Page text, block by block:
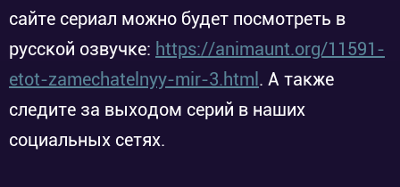
сайте сериал можно будет посмотреть в
русской озвучке: https://animaunt.org/11591-
etot-zamechatelnyy-mir-3.html . А также
следите за выходом серий в наших
социальных сетях.